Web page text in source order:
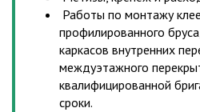
Работы по монтажу
профилированного
каркасов внутренних
междуэтажного
квалифицированной
сроки.